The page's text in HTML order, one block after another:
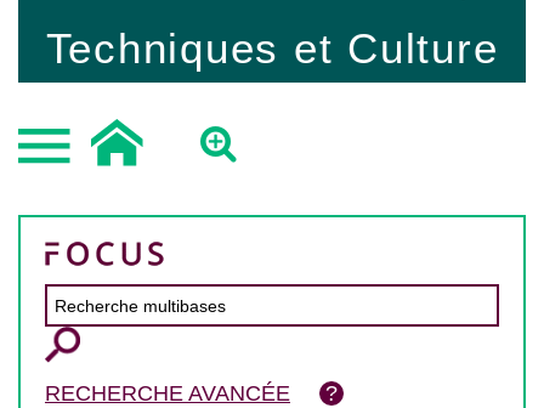
Techniques et Culture
RECHERCHE AVANCÉE